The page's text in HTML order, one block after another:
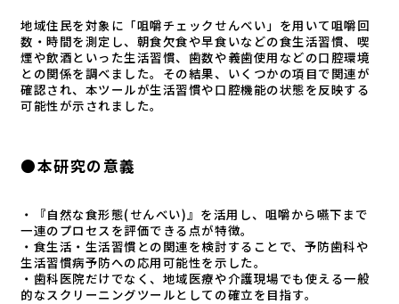
地域住民を対象に「咀嚼チェックせんべい」を用いて咀嚼回
数・時間を測定し、朝食欠食や早食いなどの食生活習慣、喫
煙や飲酒といった生活習慣、歯数や義歯使用などの口腔環境
との関係を調べました。その結果、いくつかの項目で関連が
確認され、本ツールが生活習慣や口腔機能の状態を反映する
可能性が示されました。
●本研究の意義
・『自然な食形態(せんべい)』を活用し、咀嚼から嚥下まで
一連のプロセスを評価できる点が特徴。
・食生活・生活習慣との関連を検討することで、予防歯科や
生活習慣病予防への応用可能性を示した。
・歯科医院だけでなく、地域医療や介護現場でも使える一般
的なスクリーニングツールとしての確立を目指す。